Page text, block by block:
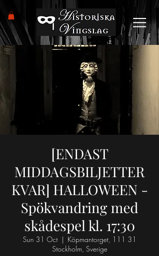
[ENDAST
MIDDAGSBILJETTER
KVAR] HALLOWEEN -
Spökvandring med
skådespel kl. 17:30
Sun 31 Oct
  |
Köpmantorget, 111 31
Stockholm, Sverige